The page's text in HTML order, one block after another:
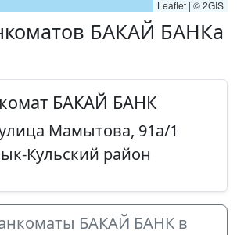
Leaflet | © 2GIS
БАКАЙ БАНКа
БАКАЙ БАНК
Мамытова, 91а/1
Кульский район
БАКАЙ БАНК в